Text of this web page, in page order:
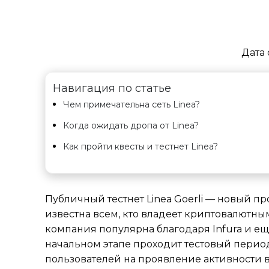
Дата
Навигация по статье
Чем примечательна сеть Linea?
Когда ожидать дропа от Linea?
Как пройти квесты и тестнет Linea?
Публичный тестнет Linea Goerli — новый
известна всем, кто владеет
компания популярна благодаря Infura и
начальном этапе проходит тестовый
пользователей на проявление